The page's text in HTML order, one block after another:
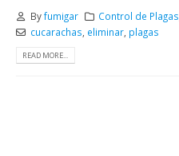
Byfumigar Control de Plagas
cucarachas eliminar, plagas
READ MORE...